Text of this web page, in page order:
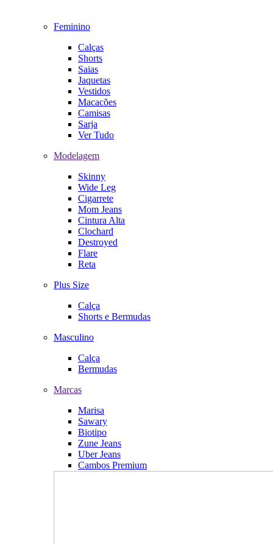
Feminino
Calças
Shorts
Saias
Jaquetas
Vestidos
Macacões
Camisas
Sarja
Ver Tudo
Modelagem
Skinny
Wide Leg
Cigarrete
Mom Jeans
Cintura Alta
Clochard
Destroyed
Flare
Reta
Plus Size
Calça
Shorts e Bermudas
Masculino
Calça
Bermudas
Marcas
Marisa
Sawary
Biotipo
Zune Jeans
Uber Jeans
Cambos Premium